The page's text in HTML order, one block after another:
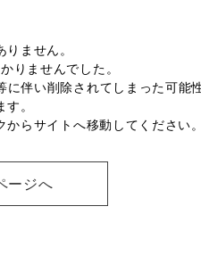
りません。
りませんでした。
に伴い削除されてしまった可能
す。
らサイトへ移動してください。
ージへ